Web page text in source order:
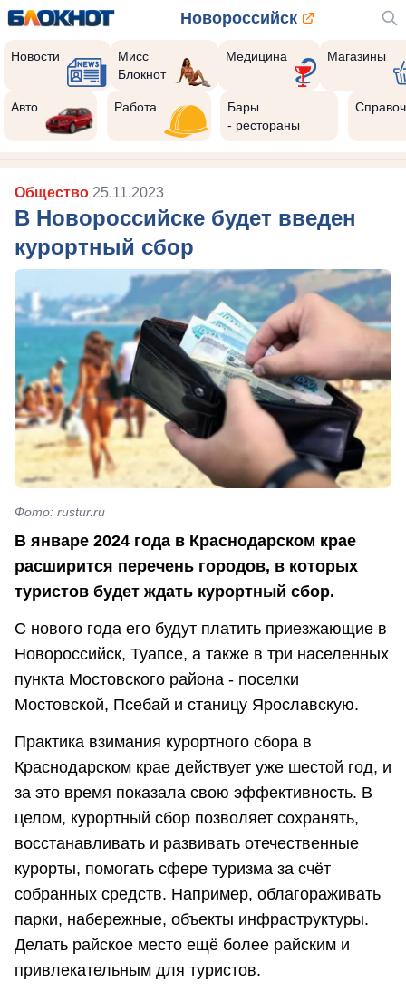
Новороссийск
Новости
Мисс
Блокнот
Медицина Магазины
Авто Работа
Бары
- рестораны
Общество 25.11.2023
В Новороссийске будет введен
курортный сбор
Фото: rustur.ru
В январе 2024 года в Краснодарском крае
расширится перечень городов, в которых
туристов будет ждать курортный сбор.
С нового года его будут платить приезжающие в
Новороссийск, Туапсе, а также в три населенных
пункта Мостовского района - поселки
Мостовской, Псебай и станицу Ярославскую.
Практика взимания курортного сбора в
Краснодарском крае действует уже шестой год, и
за это время показала свою эффективность. В
целом, курортный сбор позволяет сохранять,
восстанавливать и развивать отечественные
курорты, помогать сфере туризма за счёт
собранных средств. Например, облагораживать
парки, набережные, объекты инфраструктуры.
Делать райское место ещё более райским и
привлекательным для туристов.